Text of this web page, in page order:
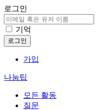
로그인
기억
가입
나눔팁
모든 활동
질문